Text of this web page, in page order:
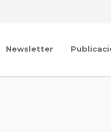
Newsletter